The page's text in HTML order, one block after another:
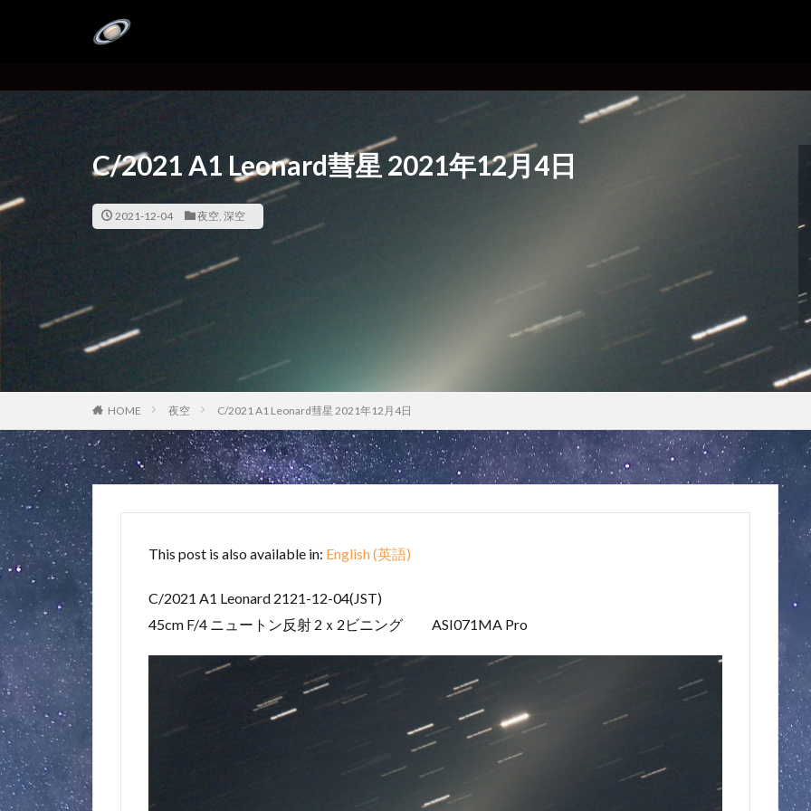
C/2021 A1 Leonard彗星 2021年12月4日
2021-12-04 夜空, 深空
HOME 夜空 C/2021 A1 Leonard彗星 2021年12月4日
This post is also available in: English(英語)
C/2021 A1 Leonard 2121-12-04(JST)
45cm F/4 ニュートン反射 2ｘ2ビニング ASI071MA Pro